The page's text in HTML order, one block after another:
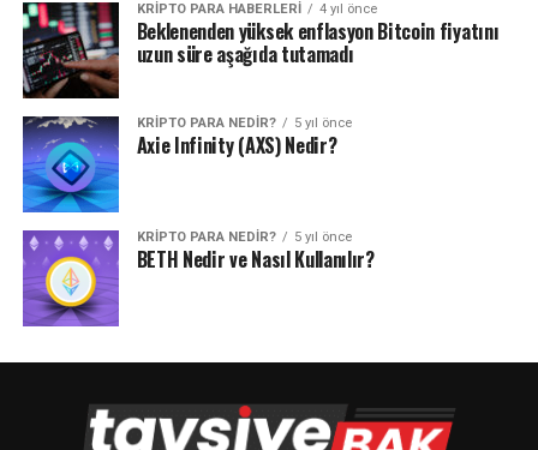
KRIPTO PARA HABERLERI 4 yıl önce
Beklenenden yüksek enflasyon Bitcoin fiyatını
uzun süre aşağıda tutamadı
KRIPTO PARA NEDIR? 5 yıl önce
Axie Infinity (AXS) Nedir?
KRIPTO PARA NEDIR? 5 yıl önce
BETH Nedir ve Nasıl Kullanılır?